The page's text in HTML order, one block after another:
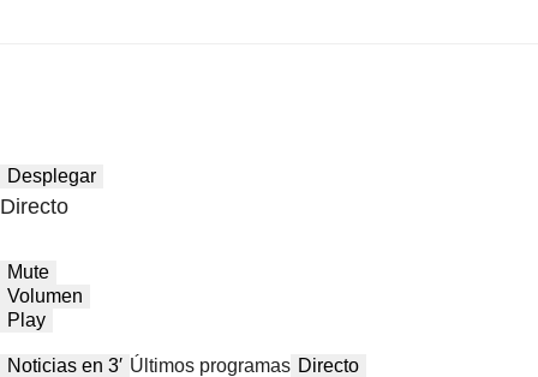
Desplegar
Directo
Mute
Volumen
Play
Noticias en 3′ Últimos programas Directo